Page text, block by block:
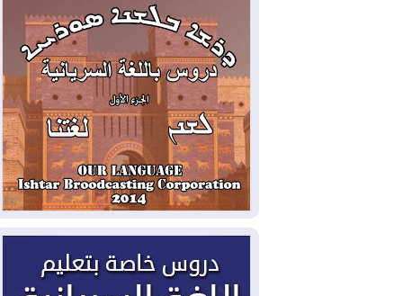
2026-08-03العجز والاقتراض يطوقان
المالية العراقية.. اقتراض يتجاوز 3 تريليونات
دينار!
2026-08-03كوبا تغرق في الظلام مجددا
وانهيار الشبكة الكهربائية
2026-08-03
أوامر بإجلاء 60 ألف شخص
بسبب الحرائق في ولاية واشنطن
2026-08-02مشروع "حسابي" يُمهل
الموظفين حتى نهاية أغسطس لاستلام
بطاقاتهم المصرفية